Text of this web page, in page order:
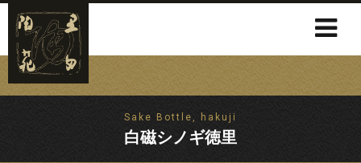
Sake Bottle, hakuji
白磁シノギ徳里